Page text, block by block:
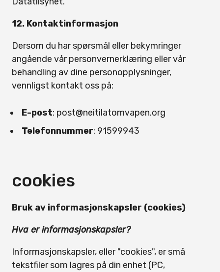
12. Kontaktinformasjon
Dersom du har spørsmål eller bekymringer
angående vår personvernerklæring eller vår
behandling av dine personopplysninger,
vennligst kontakt oss på:
E-post: post@neitilatomvapen.org
Telefonnummer: 91599943
cookies
Bruk av informasjonskapsler (cookies)
Hva er informasjonskapsler?
Informasjonskapsler, eller "cookies", er små
tekstfiler som lagres på din enhet (PC,